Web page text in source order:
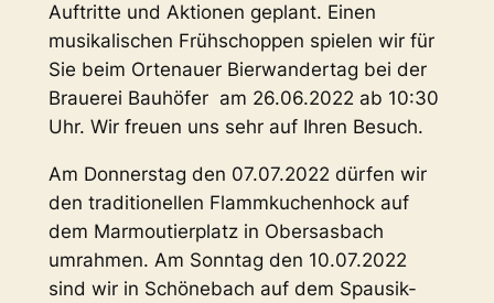
Auftritte und Aktionen geplant. Einen
musikalischen Frühschoppen spielen wir für
Sie beim Ortenauer Bierwandertag bei der
Brauerei Bauhöfer am 26.06.2022 ab 10:30
Uhr. Wir freuen uns sehr auf Ihren Besuch.
Am Donnerstag den 07.07.2022 dürfen wir
den traditionellen Flammkuchenhock auf
dem Marmoutierplatz in Obersasbach
umrahmen. Am Sonntag den 10.07.2022
sind wir in Schönebach auf dem Spausik-